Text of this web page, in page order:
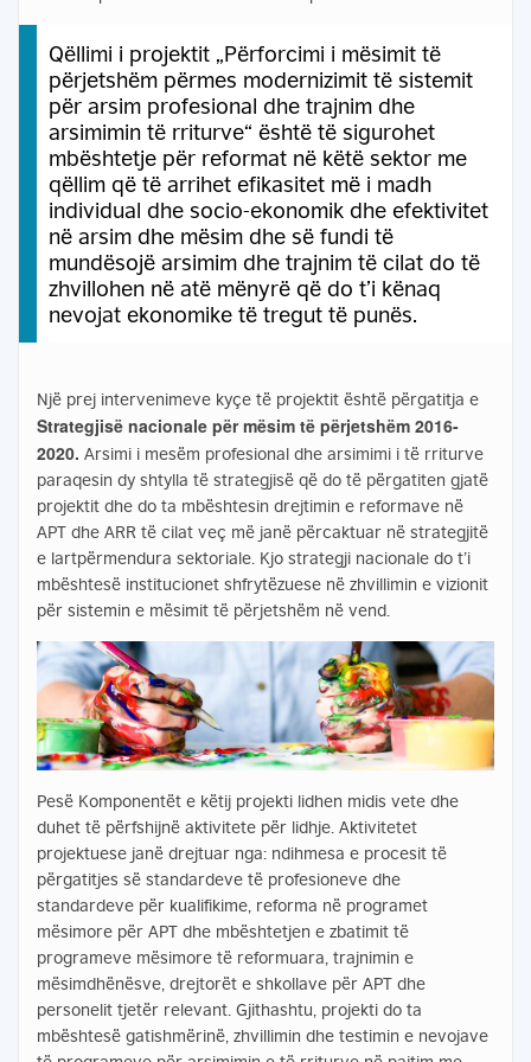
Qëllimi i projektit „Përforcimi i mësimit të
përjetshëm përmes modernizimit të sistemit
për arsim profesional dhe trajnim dhe
arsimimin të rriturve“ është të sigurohet
mbështetje për reformat në këtë sektor me
qëllim që të arrihet efikasitet më i madh
individual dhe socio-ekonomik dhe efektivitet
në arsim dhe mësim dhe së fundi të
mundësojë arsimim dhe trajnim të cilat do të
zhvillohen në atë mënyrë që do t’i kënaq
nevojat ekonomike të tregut të punës.
Një prej intervenimeve kyçe të projektit është përgatitja e
Strategjisë nacionale për mësim të përjetshëm 2016-
2020. Arsimi i mesëm profesional dhe arsimimi i të rriturve
paraqesin dy shtylla të strategjisë që do të përgatiten gjatë
projektit dhe do ta mbështesin drejtimin e reformave në
APT dhe ARR të cilat veç më janë përcaktuar në strategjitë
e lartpërmendura sektoriale. Kjo strategji nacionale do t’i
mbështesë institucionet shfrytëzuese në zhvillimin e vizionit
për sistemin e mësimit të përjetshëm në vend.
Pesë Komponentët e këtij projekti lidhen midis vete dhe
duhet të përfshijnë aktivitete për lidhje. Aktivitetet
projektuese janë drejtuar nga: ndihmesa e procesit të
përgatitjes së standardeve të profesioneve dhe
standardeve për kualifikime, reforma në programet
mësimore për APT dhe mbështetjen e zbatimit të
programeve mësimore të reformuara, trajnimin e
mësimdhënësve, drejtorët e shkollave për APT dhe
personelit tjetër relevant. Gjithashtu, projekti do ta
mbështesë gatishmërinë, zhvillimin dhe testimin e nevojave